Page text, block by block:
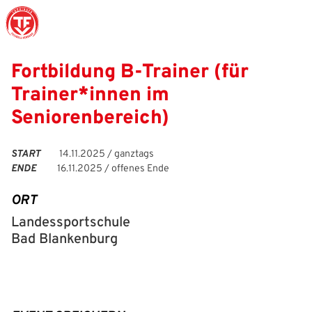
Fortbildung B-Trainer (für
Trainer*innen im
Seniorenbereich)
START
14.11.2025 / ganztags
ENDE
16.11.2025 / offenes Ende
ORT
Landessportschule
Bad Blankenburg
Struktur
Amtliches
Geschäftsstelle
Ehrentafel
Karriere
Mitgliedschaft
Männer
Frauen
Sicherheit
Juniorinnen
Kinderfußball
Schiedsrichter
Auswahlteams
Stützpunkte
Eliteschulen
Trainer
Schiedsrichter
Erzieher und Lehrer
DFB-Mobil
Leitbild
Ehrenamt
DFB-Masterplan
Fair Play
Inklusion
Schule und Kita
News
Termine
Newsletter
Passwesen
Vereinsangebote
Downloads